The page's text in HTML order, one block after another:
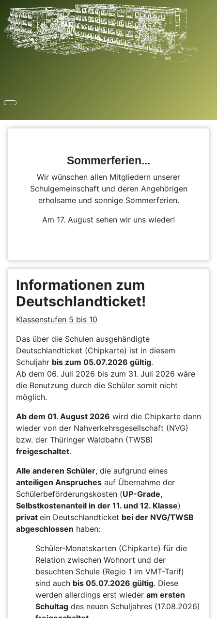
Sommerferien...
Wir wünschen allen Mitgliedern unserer
Schulgemeinschaft und deren Angehörigen
erholsame und sonnige Sommerferien.
Am 17. August sehen wir uns wieder!
Informationen zum
Deutschlandticket!
Klassenstufen 5 bis 10
Das über die Schulen ausgehändigte
Deutschlandticket (Chipkarte) ist in diesem
Schuljahr bis zum 05.07.2026 gültig.
Ab dem 06. Juli 2026 bis zum 31. Juli 2026 wäre
die Benutzung durch die Schüler somit nicht
möglich.
Ab dem 01. August 2026 wird die Chipkarte dann
wieder von der Nahverkehrsgesellschaft (NVG)
bzw. der Thüringer Waldbahn (TWSB)
freigeschaltet.
Alle anderen Schüler, die aufgrund eines
anteiligen Anspruches auf Übernahme der
Schülerbeförderungskosten (UP-Grade,
Selbstkostenanteil in der 11. und 12. Klasse)
privat ein Deutschlandticket bei der NVG/TWSB
abgeschlossen haben:
Schüler-Monatskarten (Chipkarte) für die
Relation zwischen Wohnort und der
besuchten Schule (Regio 1 im VMT-Tarif)
sind auch bis 05.07.2026 gültig. Diese
werden allerdings erst wieder am ersten
Schultag des neuen Schuljahres (17.08.2026)